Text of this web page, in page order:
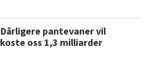
Dårligere pantevaner vil
koste oss 1,3 milliarder